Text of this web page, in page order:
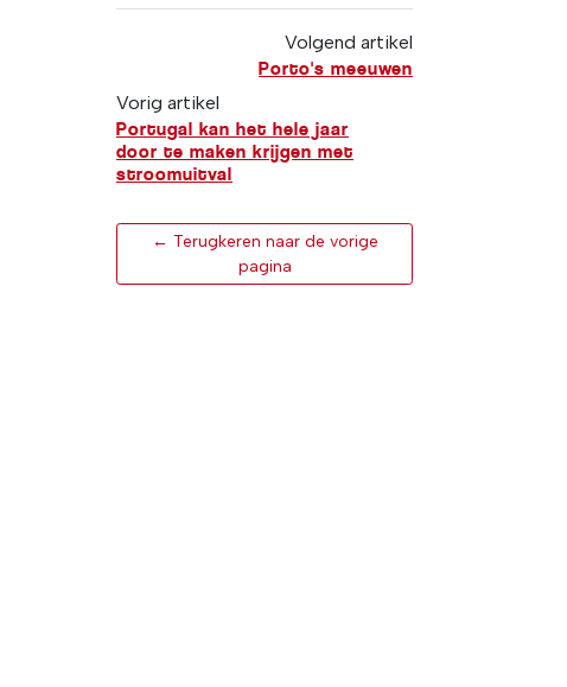
Volgend artikel
Porto's meeuwen
Vorig artikel
Portugal kan het hele jaar
door te maken krijgen met
stroomuitval
← Terugkeren naar de vorige
pagina